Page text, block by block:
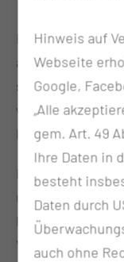
Das
ambulanten
sich an
während oder
kostenfrei.
Laufen in der
und Psyche und
höheren
Vertrauen in den
Hinweis auf
Webseite
Google,
„Alle
gem. Art. 49
Ihre Daten in
besteht
Daten durch
auch ohne